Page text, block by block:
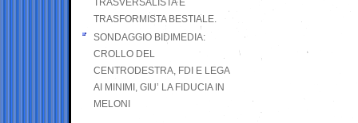
TRASVERSALISTA E
TRASFORMISTA BESTIALE.
SONDAGGIO BIDIMEDIA:
CROLLO DEL
CENTRODESTRA, FDI E LEGA
AI MINIMI, GIU’ LA FIDUCIA IN
MELONI